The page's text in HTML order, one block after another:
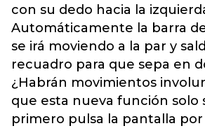
con su dedo hacia la
Automáticamente la barra
se irá moviendo a la par y
recuadro para que sepa en
¿Habrán movimientos
que esta nueva función solo
primero pulsa la pantalla